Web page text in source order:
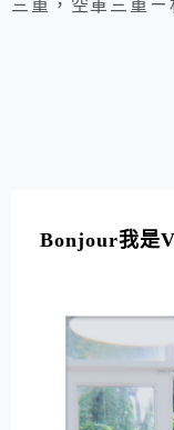
三重，空軍三重
Bonjour我是